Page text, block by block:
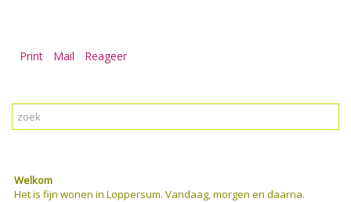
Print Mail Reageer
Welkom
Het is fijn wonen in Loppersum. Vandaag, morgen en daarna.